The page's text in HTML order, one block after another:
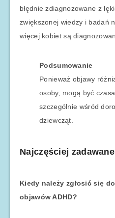
błędnie zdiagnozowane z
zwiększonej wiedzy i badań
więcej kobiet są
Podsumowanie
Ponieważ objawy
osoby, mogą być
szczególnie wśród
dziewcząt.
Najczęściej
Kiedy należy zgłosić się
objawów ADHD?